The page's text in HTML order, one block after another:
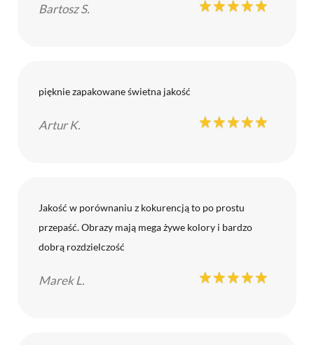
Bartosz S.
pięknie zapakowane świetna jakość
Artur K.
Jakość w porównaniu z kokurencją to po prostu
przepaść. Obrazy mają mega żywe kolory i bardzo
dobrą rozdzielczość
Marek L.